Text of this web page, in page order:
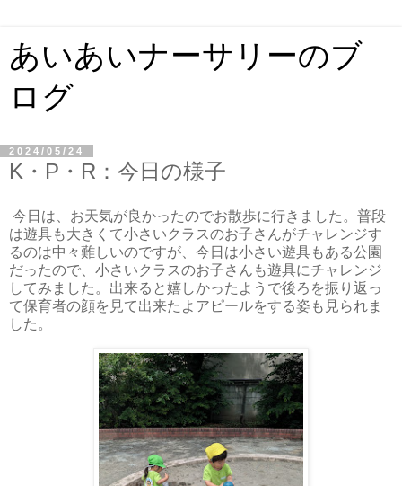
あいあいナーサリーのブ
ログ
2024/05/24
K・P・R：今日の様子
今日は、お天気が良かったのでお散歩に行きました。普段
は遊具も大きくて小さいクラスのお子さんがチャレンジす
るのは中々難しいのですが、今日は小さい遊具もある公園
だったので、小さいクラスのお子さんも遊具にチャレンジ
してみました。出来ると嬉しかったようで後ろを振り返っ
て保育者の顔を見て出来たよアピールをする姿も見られま
した。